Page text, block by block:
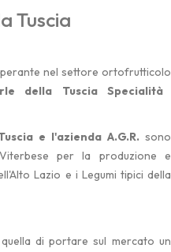
Tuscia
nel settore ortofrutticolo
della Tuscia Specialità
e l'azienda A.G.R. sono
per la produzione e
Lazio e i Legumi tipici della
di portare sul mercato un